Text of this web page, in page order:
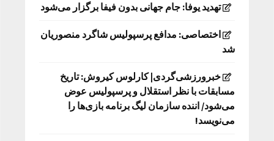
تهدید یوفا: جام جهانی بدون فیفا برگزار می‌شود
اختصاصی: مدافع پرسپولیس شاگرد منصوریان
شد
خبرورزشی‌گردی| کارلوس کیروش: تاریخ
مسابقات با نظر استقلال و پرسپولیس عوض
می‌شود/ اننده سازمان لیگ برنامه بازی‌ها را
می‌نویسد!